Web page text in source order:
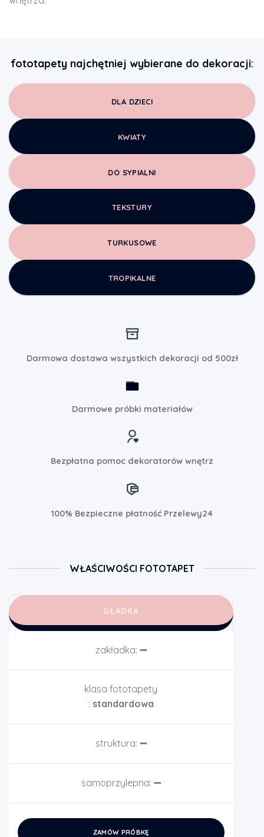
fototapety najchętniej wybierane do dekoracji:
DLA DZIECI
KWIATY
DO SYPIALNI
TEKSTURY
TURKUSOWE
TROPIKALNE
Darmowa dostawa wszystkich dekoracji od 500zł
Darmowe próbki materiałów
Bezpłatna pomoc dekoratorów wnętrz
100% Bezpieczne płatność Przelewy24
WŁAŚCIWOŚCI FOTOTAPET
GŁADKA
zakładka: ➖
klasa fototapety
: standardowa
struktura: ➖
samoprzylepna: ➖
ZAMÓW PRÓBKĘ